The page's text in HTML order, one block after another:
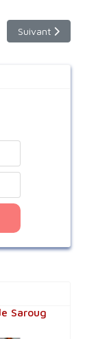
Liban
Article suivant :
Suivant
Saroug